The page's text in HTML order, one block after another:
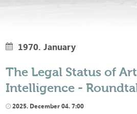
1970. January
The Legal Status of
Intelligence -
2025. December 04. 7:00